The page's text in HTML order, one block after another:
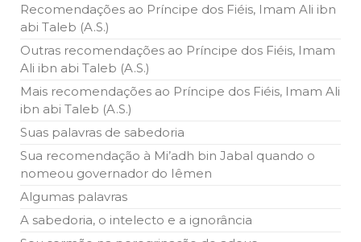
todos os irmãos e irmãs um novo
Falecimento do Imam Ali Ibn Al-Hussein
(A.S.)
data em que relembramos o martírio do quarto Imam dos
muçulmanos, o Imam Ali Ibn Al-Hussein Ibn Ali Ibn Abi Táleb
NOTÍCIAS
Centro Islâmico no Brasil recebe o ex-
ministro das Relações Exteriores da
Recomendações ao Príncipe dos Fiéis, Imam Ali ibn
abi Taleb (A.S.)
Outras recomendações ao Príncipe dos Fiéis, Imam
Ali ibn abi Taleb (A.S.)
Mais recomendações ao Príncipe dos Fiéis, Imam Ali
ibn abi Taleb (A.S.)
Suas palavras de sabedoria
Sua recomendação à Mi’adh bin Jabal quando o
nomeou governador do Iêmen
Algumas palavras
A sabedoria, o intelecto e a ignorância